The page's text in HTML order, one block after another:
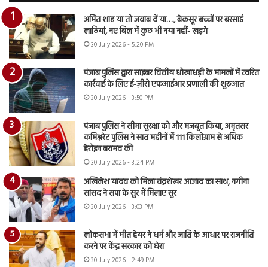
अमित शाह या तो जवाब दें या…., बेकसूर बच्चों पर बरसाई
लाठियां, नए बिल में कुछ भी नया नहीं- खड़गे
30 July 2026 - 5:20 PM
पंजाब पुलिस द्वारा साइबर वित्तीय धोखाधड़ी के मामलों में त्वरित
कार्रवाई के लिए ई-ज़ीरो एफआईआर प्रणाली की शुरुआत
30 July 2026 - 3:50 PM
पंजाब पुलिस ने सीमा सुरक्षा को और मजबूत किया, अमृतसर
कमिश्नरेट पुलिस ने सात महीनों में 111 किलोग्राम से अधिक
हेरोइन बरामद की
30 July 2026 - 3:24 PM
अखिलेश यादव को मिला चंद्रशेखर आजाद का साथ, नगीना
सांसद ने सपा के सुर में मिलाए सुर
30 July 2026 - 3:03 PM
लोकसभा में मीत हेयर ने धर्म और जाति के आधार पर राजनीति
करने पर केंद्र सरकार को घेरा
30 July 2026 - 2:49 PM